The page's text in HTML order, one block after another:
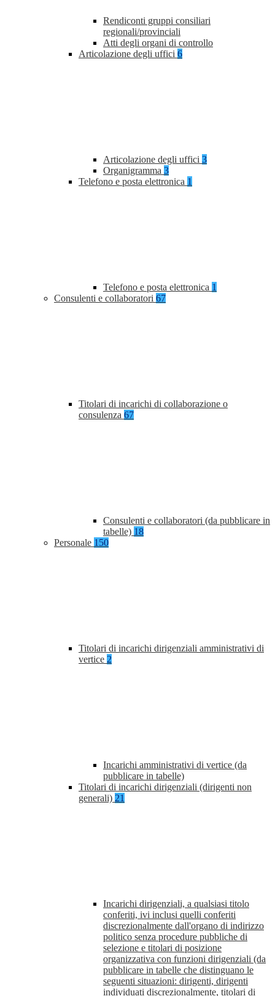
Rendiconti gruppi consiliari
regionali/provinciali
Atti degli organi di controllo
Articolazione degli uffici 6
Articolazione degli uffici 3
Organigramma 3
Telefono e posta elettronica 1
Telefono e posta elettronica 1
Consulenti e collaboratori 67
Titolari di incarichi di collaborazione o
consulenza 67
Consulenti e collaboratori (da pubblicare in
tabelle) 18
Personale 150
Titolari di incarichi dirigenziali amministrativi di
vertice 2
Incarichi amministrativi di vertice (da
pubblicare in tabelle)
Titolari di incarichi dirigenziali (dirigenti non
generali) 21
Incarichi dirigenziali, a qualsiasi titolo
conferiti, ivi inclusi quelli conferiti
discrezionalmente dall'organo di indirizzo
politico senza procedure pubbliche di
selezione e titolari di posizione
organizzativa con funzioni dirigenziali (da
pubblicare in tabelle che distinguano le
seguenti situazioni: dirigenti, dirigenti
individuati discrezionalmente, titolari di